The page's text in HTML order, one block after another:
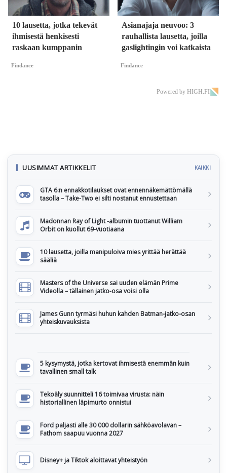
10 lausetta, jotka tekevät
ihmisestä henkisesti
raskaan kumppanin
Findance
Asianajaja neuvoo: 3
rauhallista lausetta, joilla
gaslightingin voi katkaista
Findance
Powered by HIGH.FI
UUSIMMAT ARTIKKELIT KAIKKI
GTA 6:n ennakkotilaukset ovat ennennäkemättömällä
tasolla – Take-Two ei silti nostanut ennustettaan
Madonnan Ray of Light -albumin tuottanut William
Orbit on kuollut 69-vuotiaana
10 lausetta, joilla manipuloiva mies yrittää herättää
sääliä
Masters of the Universe sai uuden elämän Prime
Videolla – tällainen jatko-osa voisi olla
James Gunn tyrmäsi huhun kahden Batman-jatko-osan
yhteiskuvauksista
5 kysymystä, jotka kertovat ihmisestä enemmän kuin
tavallinen small talk
Tekoäly suunnitteli 16 toimivaa virusta: näin
historiallinen läpimurto onnistui
Ford paljasti alle 30 000 dollarin sähköavolavan –
Fathom saapuu vuonna 2027
Disney+ ja Tiktok aloittavat yhteistyön